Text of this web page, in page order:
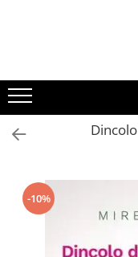
Noutati
Promotii
Pachete Speciale Carti
Arte Divinatorii
Astrologie
Chiromantie
-10%